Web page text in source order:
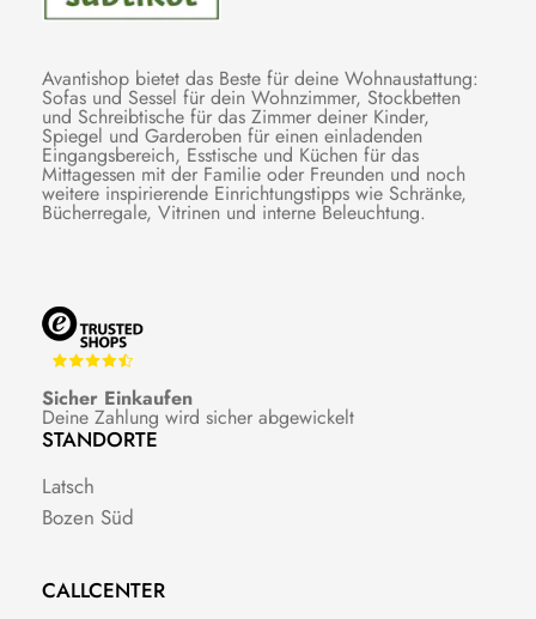
Avantishop bietet das Beste für deine Wohnaustattung:
Sofas und Sessel für dein Wohnzimmer, Stockbetten
und Schreibtische für das Zimmer deiner Kinder,
Spiegel und Garderoben für einen einladenden
Eingangsbereich, Esstische und Küchen für das
Mittagessen mit der Familie oder Freunden und noch
weitere inspirierende Einrichtungstipps wie Schränke,
Bücherregale, Vitrinen und interne Beleuchtung.
Sicher Einkaufen
Deine Zahlung wird sicher abgewickelt
STANDORTE
Latsch
Bozen Süd
CALLCENTER